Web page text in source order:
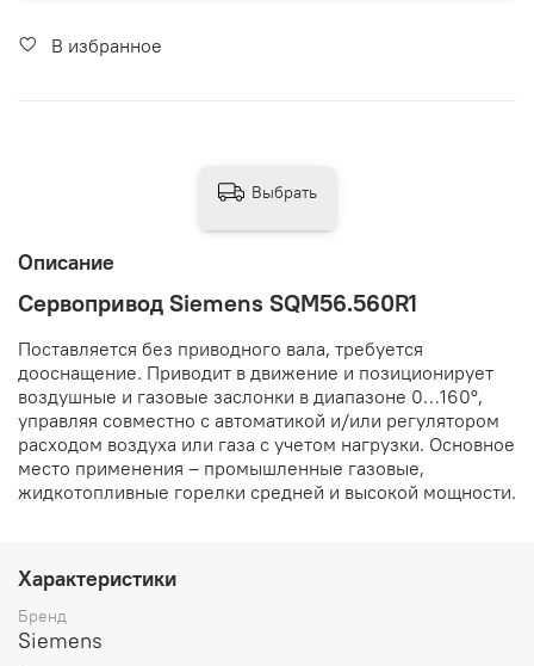
В избранное
Описание
Сервопривод Siemens SQM56.560R1
Поставляется без приводного вала, требуется
дооснащение. Приводит в движение и позиционирует
воздушные и газовые заслонки в диапазоне 0…160º,
управляя совместно с автоматикой и/или регулятором
расходом воздуха или газа с учетом нагрузки. Основное
место применения – промышленные газовые,
жидкотопливные горелки средней и высокой мощности.
Характеристики
Бренд
Siemens
Выбрать